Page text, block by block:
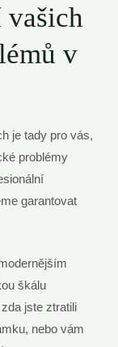
vašich
v
je tady pro vás,
problémy
garantovat
škálu
jste ztratili
nebo vám